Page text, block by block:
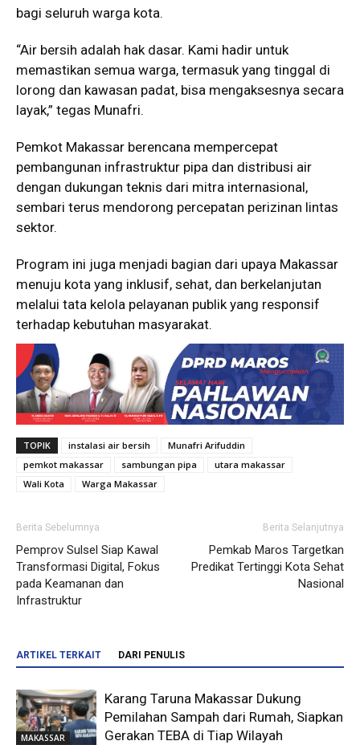
bagi seluruh warga kota.
“Air bersih adalah hak dasar. Kami hadir untuk
memastikan semua warga, termasuk yang tinggal di
lorong dan kawasan padat, bisa mengaksesnya secara
layak,” tegas Munafri.
Pemkot Makassar berencana mempercepat
pembangunan infrastruktur pipa dan distribusi air
dengan dukungan teknis dari mitra internasional,
sembari terus mendorong percepatan perizinan lintas
sektor.
Program ini juga menjadi bagian dari upaya Makassar
menuju kota yang inklusif, sehat, dan berkelanjutan
melalui tata kelola pelayanan publik yang responsif
terhadap kebutuhan masyarakat.
TOPIK instalasi air bersih
Munafri Arifuddin
pemkot makassar
sambungan pipa
utara makassar
Wali Kota
Warga Makassar
Berita Sebelumnya
Pemprov Sulsel Siap Kawal
Transformasi Digital, Fokus
pada Keamanan dan
Infrastruktur
Berita Selanjutnya
Pemkab Maros Targetkan
Predikat Tertinggi Kota Sehat
Nasional
ARTIKEL TERKAIT DARI PENULIS
MAKASSAR
Karang Taruna Makassar Dukung
Pemilahan Sampah dari Rumah, Siapkan
Gerakan TEBA di Tiap Wilayah